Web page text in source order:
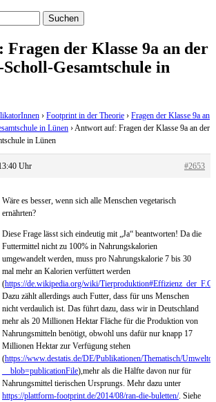
der Klasse 9a an der
Gesamtschule in
› Footprint in der Theorie › Fragen der Klasse 9a an
in Lünen › Antwort auf: Fragen der Klasse 9a an der
in Lünen
Uhr
#2653
Wäre es besser, wenn sich alle Menschen vegetarisch
ernährten?
Diese Frage lässt sich eindeutig mit „Ja“ beantworten! Da die
Futtermittel nicht zu 100% in Nahrungskalorien
umgewandelt werden, muss pro Nahrungskalorie 7 bis 30
mal mehr an Kalorien verfüttert werden
(https://de.wikipedia.org/wiki/
Dazu zählt allerdings auch Futter, dass für uns Menschen
nicht verdaulich ist. Das führt dazu, dass wir in Deutschland
mehr als 20 Millionen Hektar Fläche für die Produktion von
Nahrungsmitteln benötigt, obwohl uns dafür nur knapp 17
Millionen Hektar zur Verfügung stehen
(https://www.destatis.de/DE/Publikationen/Thematisch/
__blob=publicationFile),mehr als die Hälfte davon nur für
Nahrungsmittel tierischen Ursprungs. Mehr dazu unter
https://plattform-footprint.de/2014/08/ran-die-buletten/. Siehe